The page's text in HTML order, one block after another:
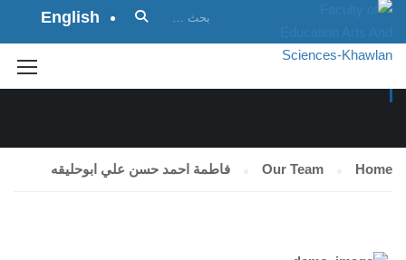
English
OUR TEAM
Home
Our Team فاطمة احمد حسن علي ابوحليقه